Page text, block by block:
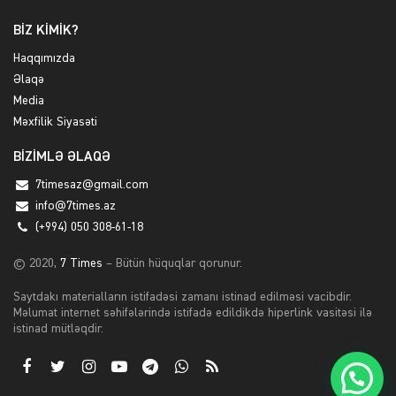
BİZ KİMİK?
Haqqımızda
Əlaqə
Media
Məxfilik Siyasəti
BİZİMLƏ ƏLAQƏ
7timesaz@gmail.com
info@7times.az
(+994) 050 308-61-18
© 2020, 7 Times – Bütün hüquqlar qorunur.
Saytdakı materialların istifadəsi zamanı istinad edilməsi vacibdir.
Məlumat internet səhifələrində istifadə edildikdə hiperlink vasitəsi ilə
istinad mütləqdir.